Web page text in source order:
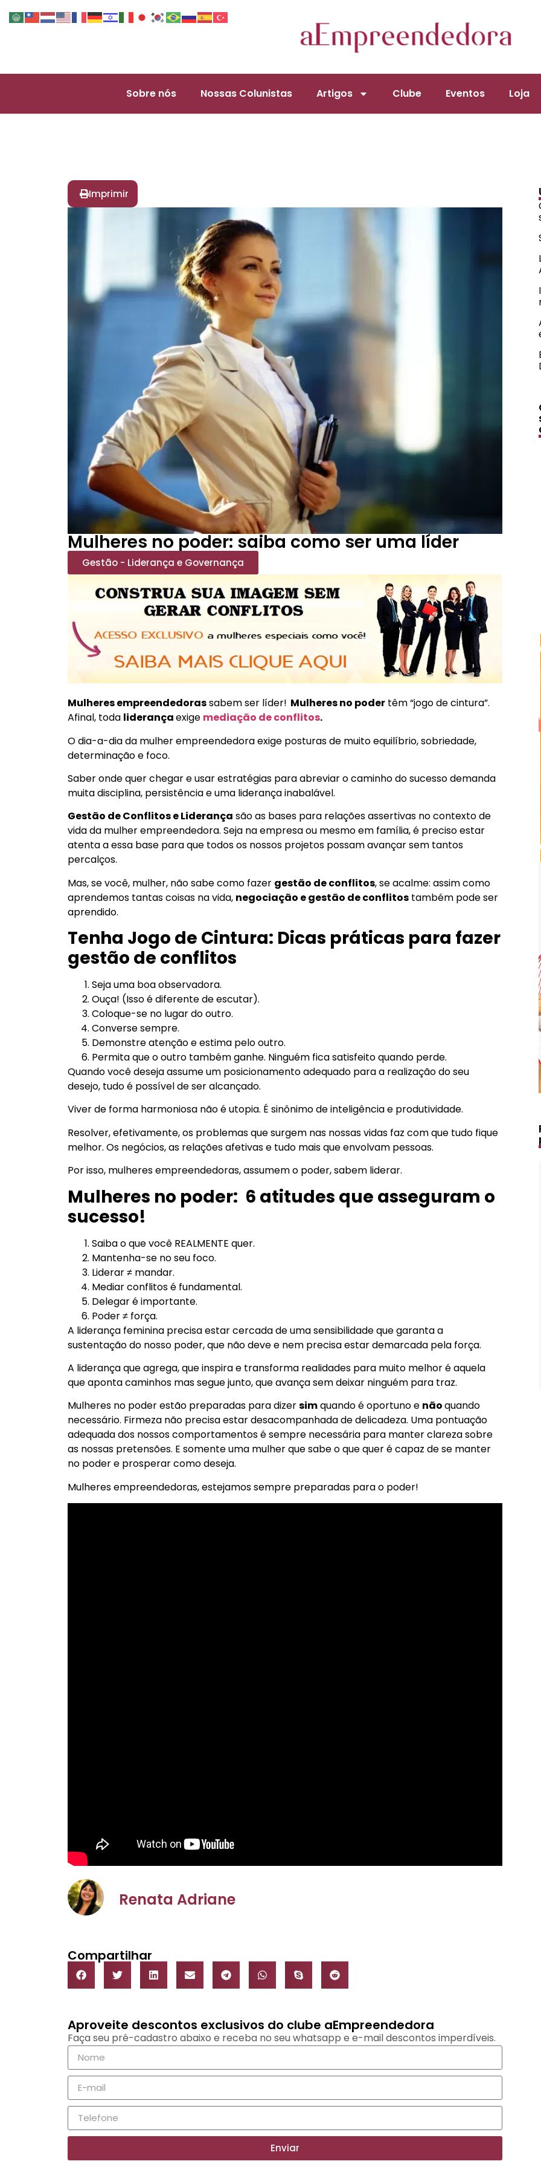
Sobre nós Nossas Colunistas Artigos Clube Eventos Loja
Imprimir
Mulheres no poder: saiba como ser uma líder
Gestão - Liderança e Governança
Mulheres empreendedorassabem ser líder! Mulheres no poder têm “jogo de cintura”.
Afinal, toda liderançaexige mediação de conflitos.
O dia-a-dia da mulher empreendedora exige posturas de muito equilíbrio, sobriedade,
determinação e foco.
Saber onde quer chegar e usar estratégias para abreviar o caminho do sucesso demanda
muita disciplina, persistência e uma liderança inabalável.
Gestão de Conflitos e Liderança são as bases para relações assertivas no contexto de
vida da mulher empreendedora. Seja na empresa ou mesmo em família, é preciso estar
atenta a essa base para que todos os nossos projetos possam avançar sem tantos
percalços.
Mas, se você, mulher, não sabe como fazer gestão de conflitos, se acalme: assim como
aprendemos tantas coisas na vida, negociação e gestão de conflitos também pode ser
aprendido.
Tenha Jogo de Cintura: Dicas práticas para fazer
gestão de conflitos
Seja uma boa observadora.
Ouça! (Isso é diferente de escutar).
Coloque-se no lugar do outro.
Converse sempre.
Demonstre atenção e estima pelo outro.
Permita que o outro também ganhe. Ninguém fica satisfeito quando perde.
Quando você deseja assume um posicionamento adequado para a realização do seu
desejo, tudo é possível de ser alcançado.
Viver de forma harmoniosa não é utopia. É sinônimo de inteligência e produtividade.
Resolver, efetivamente, os problemas que surgem nas nossas vidas faz com que tudo fique
melhor. Os negócios, as relações afetivas e tudo mais que envolvam pessoas.
Por isso, mulheres empreendedoras, assumem o poder, sabem liderar.
Mulheres no poder: 6 atitudes que asseguram o
sucesso!
Saiba o que você REALMENTE quer.
Mantenha-se no seu foco.
Liderar ≠ mandar.
Mediar conflitos é fundamental.
Delegar é importante.
Poder ≠ força.
A liderança feminina precisa estar cercada de uma sensibilidade que garanta a
sustentação do nosso poder, que não deve e nem precisa estar demarcada pela força.
A liderança que agrega, que inspira e transforma realidades para muito melhor é aquela
que aponta caminhos mas segue junto, que avança sem deixar ninguém para traz.
Mulheres no poder estão preparadas para dizersimquando é oportuno e nãoquando
necessário. Firmeza não precisa estar desacompanhada de delicadeza. Uma pontuação
adequada dos nossos comportamentos é sempre necessária para manter clareza sobre
as nossas pretensões. E somente uma mulher que sabe o que quer é capaz de se manter
no poder e prosperar como deseja.
Mulheres empreendedoras, estejamos sempre preparadas para o poder!
Renata Adriane
Compartilhar
Aproveite descontos exclusivos do clube aEmpreendedora
Faça seu pré-cadastro abaixo e receba no seu whatsapp e e-mail descontos imperdíveis.
Enviar
Lápis de Sobrancelha Líquido à
Prova D’água de 5 Cores – Longa
Duração
Comprar